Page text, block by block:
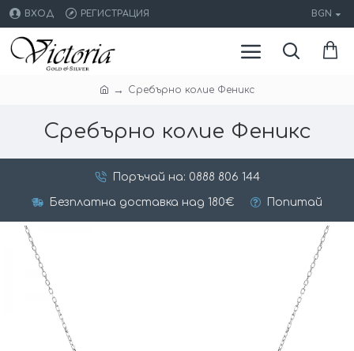
ВХОД РЕГИСТРАЦИЯ BGN
Сребърно колие Феникс
Сребърно колие Феникс
Поръчай на: 0888 806 144
Безплатна доставка над 180€ Попитай